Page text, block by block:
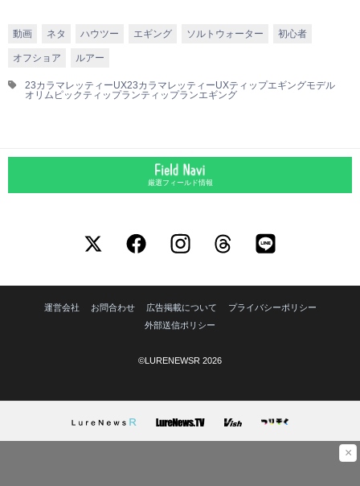
動画 ネタ ハウツー エギング ソルトウォーター 初心者
オフショア ルアー
23カラマレッティーUX23カラマレッティーUXティップエギングモデル
オリムピック ティップランティップランエギング
×
厳選フィールド情報
運営会社 お問合わせ 広告掲載について
プライバシーポリシー
外部送信ポリシー
©LURENEWSR 2026